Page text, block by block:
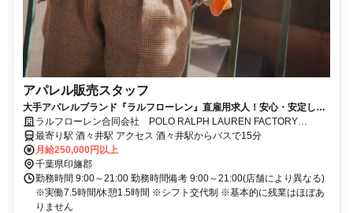
アパレル販売スタッフ
大手アパレルブランド『ラルフローレン』直雇用求人！安心・安定して
働けます。残業ほぼなし＆福利厚生も充実！！
ラルフローレン合同会社 POLO RALPH LAUREN FACTORY
STORE 酒々井
最寄り駅 酒々井駅 アクセス 酒々井駅からバスで15分
月給250,000円以上
千葉県印旛郡
勤務時間 9:00～21:00 勤務時間備考 9:00～21:00(店舗により異なる)
※実働7.5時間/休憩1.5時間 ※シフト交代制 ※基本的に残業はほぼあ
りません